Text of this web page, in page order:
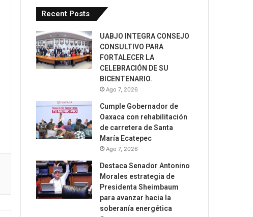
Recent Posts
UABJO INTEGRA CONSEJO
CONSULTIVO PARA
FORTALECER LA
CELEBRACIÓN DE SU
BICENTENARIO.
Ago 7, 2026
Cumple Gobernador de
Oaxaca con rehabilitación
de carretera de Santa
María Ecatepec
Ago 7, 2026
Destaca Senador Antonino
Morales estrategia de
Presidenta Sheimbaum
para avanzar hacia la
soberanía energética